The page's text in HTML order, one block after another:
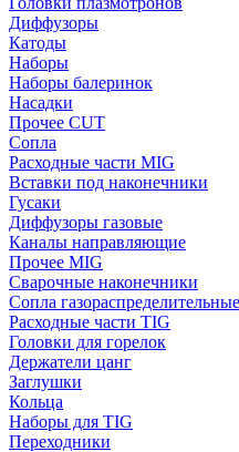
Диффузоры
Катоды
Наборы
Наборы балеринок
Насадки
Прочее CUT
Сопла
Расходные части MIG
Вставки под наконечники
Гусаки
Диффузоры газовые
Каналы направляющие
Прочее MIG
Сварочные наконечники
Сопла газораспределительные
Расходные части TIG
Головки для горелок
Держатели цанг
Заглушки
Кольца
Наборы для TIG
Переходники